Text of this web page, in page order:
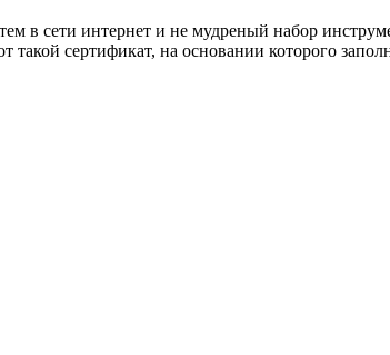
в сети интернет и не мудреный набор
сертификат, на основании которого